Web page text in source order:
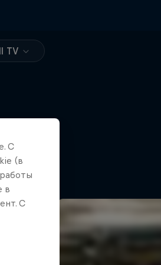
TV
С
(в
в
С